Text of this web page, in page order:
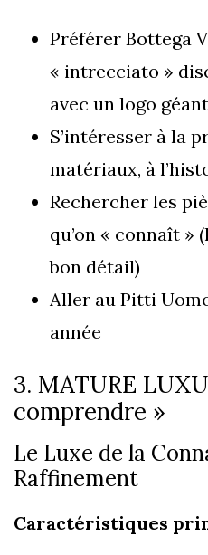
Préférer Bottega
« intrecciato »
avec un logo géant
S’intéresser à la
matériaux, à
Rechercher les
qu’on « connaît »
bon détail)
Aller au Pitti
année
3. MATURE
comprendre »
Le Luxe de la
Raffinement
Caractéristiques